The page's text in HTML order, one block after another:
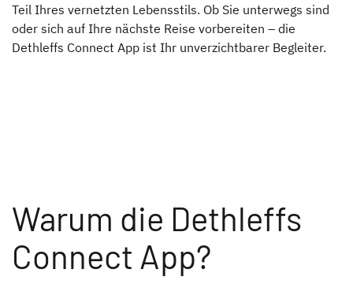
Fahrzeugbörse
Blog
Teil Ihres vernetzten Lebensstils. Ob Sie unterwegs sind
oder sich auf Ihre nächste Reise vorbereiten – die
Dethleffs Connect App ist Ihr unverzichtbarer Begleiter.
Warum die Dethleffs
Connect App?
Dethleffs Händlersuche